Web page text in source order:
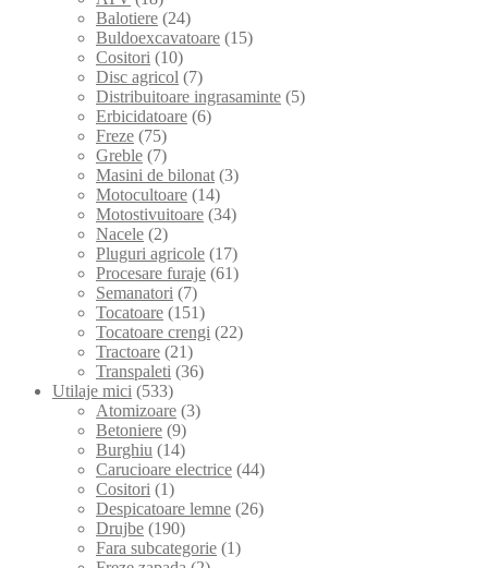
Balotiere (24)
Buldoexcavatoare (15)
Cositori (10)
Disc agricol (7)
Distribuitoare ingrasaminte (5)
Erbicidatoare (6)
Freze (75)
Greble (7)
Masini de bilonat (3)
Motocultoare (14)
Motostivuitoare (34)
Nacele (2)
Pluguri agricole (17)
Procesare furaje (61)
Semanatori (7)
Tocatoare (151)
Tocatoare crengi (22)
Tractoare (21)
Transpaleti (36)
Utilaje mici (533)
Atomizoare (3)
Betoniere (9)
Burghiu (14)
Carucioare electrice (44)
Cositori (1)
Despicatoare lemne (26)
Drujbe (190)
Fara subcategorie (1)